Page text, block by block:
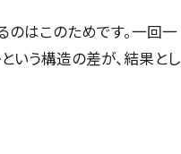
のはこのためです。一回一
いう構造の差が、結果とし